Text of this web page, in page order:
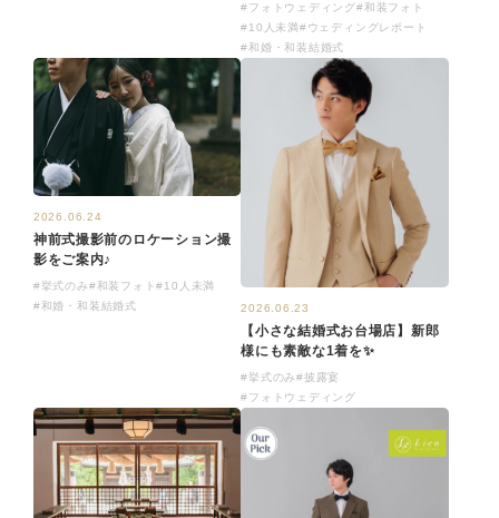
#フォトウェディング#和装フォト
#10人未満#ウェディングレポート
#和婚・和装結婚式
2026.06.24
神前式撮影前のロケーション撮
影をご案内♪
#挙式のみ#和装フォト#10人未満
#和婚・和装結婚式
2026.06.23
【小さな結婚式お台場店】新郎
様にも素敵な1着を✨
#挙式のみ#披露宴
#フォトウェディング